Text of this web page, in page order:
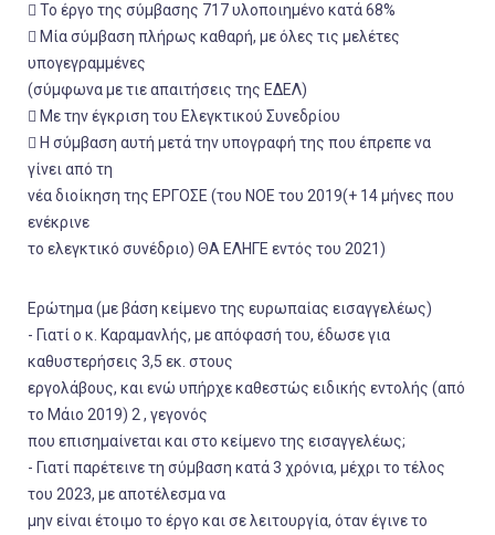
 Το έργο της σύμβασης 717 υλοποιημένο κατά 68%
 Μία σύμβαση πλήρως καθαρή, με όλες τις μελέτες
υπογεγραμμένες
(σύμφωνα με τιε απαιτήσεις της ΕΔΕΛ)
 Με την έγκριση του Ελεγκτικού Συνεδρίου
 Η σύμβαση αυτή μετά την υπογραφή της που έπρεπε να
γίνει από τη
νέα διοίκηση της ΕΡΓΟΣΕ (του ΝΟΕ του 2019(+ 14 μήνες που
ενέκρινε
το ελεγκτικό συνέδριο) ΘΑ ΕΛΗΓΕ εντός του 2021)
Ερώτημα (με βάση κείμενο της ευρωπαίας εισαγγελέως)
- Γιατί ο κ. Καραμανλής, με απόφασή του, έδωσε για
καθυστερήσεις 3,5 εκ. στους
εργολάβους, και ενώ υπήρχε καθεστώς ειδικής εντολής (από
το Μάιο 2019) 2 , γεγονός
που επισημαίνεται και στο κείμενο της εισαγγελέως;
- Γιατί παρέτεινε τη σύμβαση κατά 3 χρόνια, μέχρι το τέλος
του 2023, με αποτέλεσμα να
μην είναι έτοιμο το έργο και σε λειτουργία, όταν έγινε το